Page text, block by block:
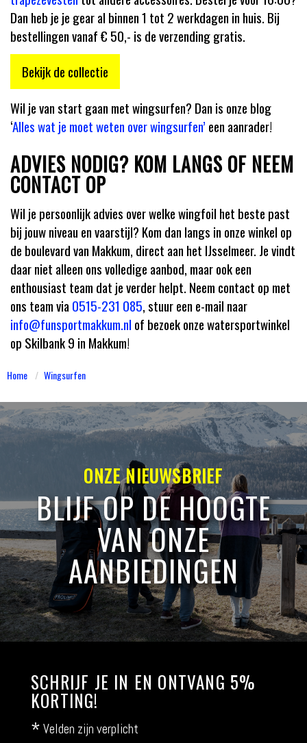
Dan heb je je gear al binnen 1 tot 2 werkdagen in huis. Bij
bestellingen vanaf € 50,- is de verzending gratis.
Bekijk de collectie
Wil je van start gaan met wingsurfen? Dan is onze blog
‘Alles wat je moet weten over wingsurfen’ een aanrader!
ADVIES NODIG? KOM LANGS OF NEEM
CONTACT OP
Wil je persoonlijk advies over welke wingfoil het beste past
bij jouw niveau en vaarstijl? Kom dan langs in onze winkel op
de boulevard van Makkum, direct aan het IJsselmeer. Je vindt
daar niet alleen ons volledige aanbod, maar ook een
enthousiast team dat je verder helpt. Neem contact op met
ons team via 0515-231 085, stuur een e-mail naar
info@funsportmakkum.nl of bezoek onze watersportwinkel
op Skilbank 9 in Makkum!
Home Wingsurfen
ONZE NIEUWSBRIEF
BLIJF OP DE HOOGTE
VAN ONZE
AANBIEDINGEN
SCHRIJF JE IN EN ONTVANG 5%
KORTING!
* Velden zijn verplicht